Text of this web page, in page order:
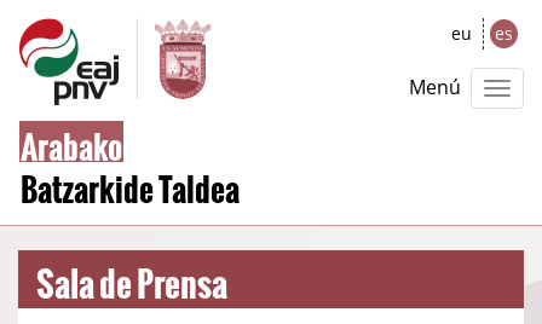
Arabako
Batzarkide Taldea
eu es
Menú
Sala de Prensa